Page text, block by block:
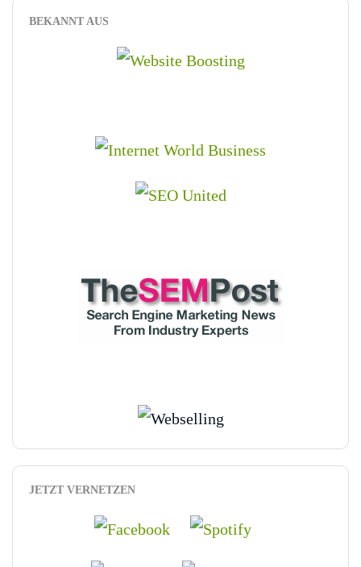
BEKANNT AUS
JETZT VERNETZEN